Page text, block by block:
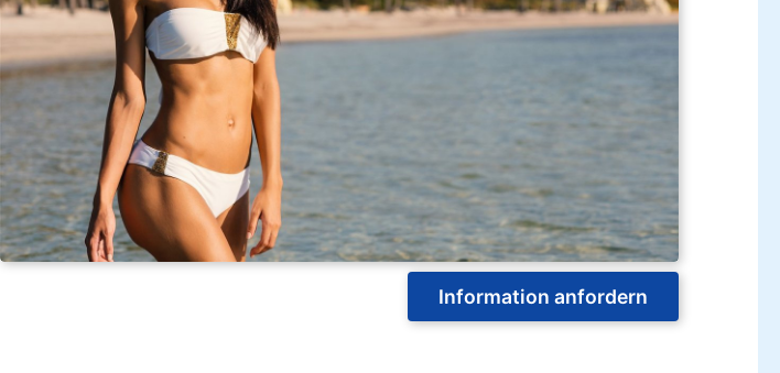
Information anfordern